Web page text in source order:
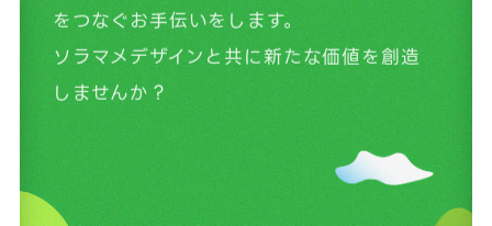
をつなぐお手伝いをします。
ソラマメデザインと共に新たな価値を創造
しませんか？